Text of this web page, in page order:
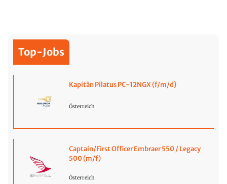
Top-Jobs
Kapitän Pilatus PC-12NGX (f/m/d)
Österreich
Captain/First Officer Embraer 550 / Legacy
500 (m/f)
Österreich